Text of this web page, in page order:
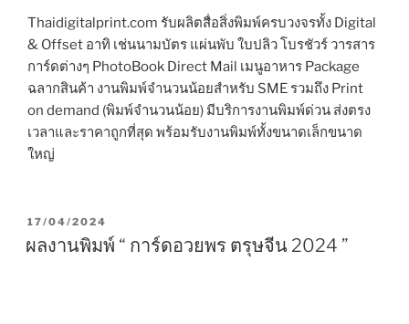
Thaidigitalprint.com รับผลิตสื่อสิ่งพิมพ์ครบวงจรทั้ง Digital
& Offset อาทิ เช่นนามบัตร แผ่นพับ ใบปลิว โบรชัวร์ วารสาร
การ์ดต่างๆ PhotoBook Direct Mail เมนูอาหาร Package
ฉลากสินค้า งานพิมพ์จำนวนน้อยสำหรับ SME รวมถึง Print
on demand (พิมพ์จำนวนน้อย) มีบริการงานพิมพ์ด่วน ส่งตรง
เวลาและราคาถูกที่สุด พร้อมรับงานพิมพ์ทั้งขนาดเล็กขนาด
ใหญ่
P
S
17/04/2024
ผลงานพิมพ์ “ การ์ดอวยพร ตรุษจีน 2024 ”